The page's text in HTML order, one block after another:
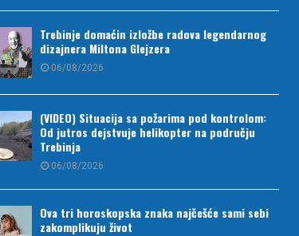
Trebinje domaćin izložbe radova legendarnog
dizajnera Miltona Glejzera
06/08/2026
(VIDEO) Situacija sa požarima pod kontrolom:
Od jutros dejstvuje helikopter na području
Trebinja
06/08/2026
Ova tri horoskopska znaka najčešće sami sebi
zakomplikuju život